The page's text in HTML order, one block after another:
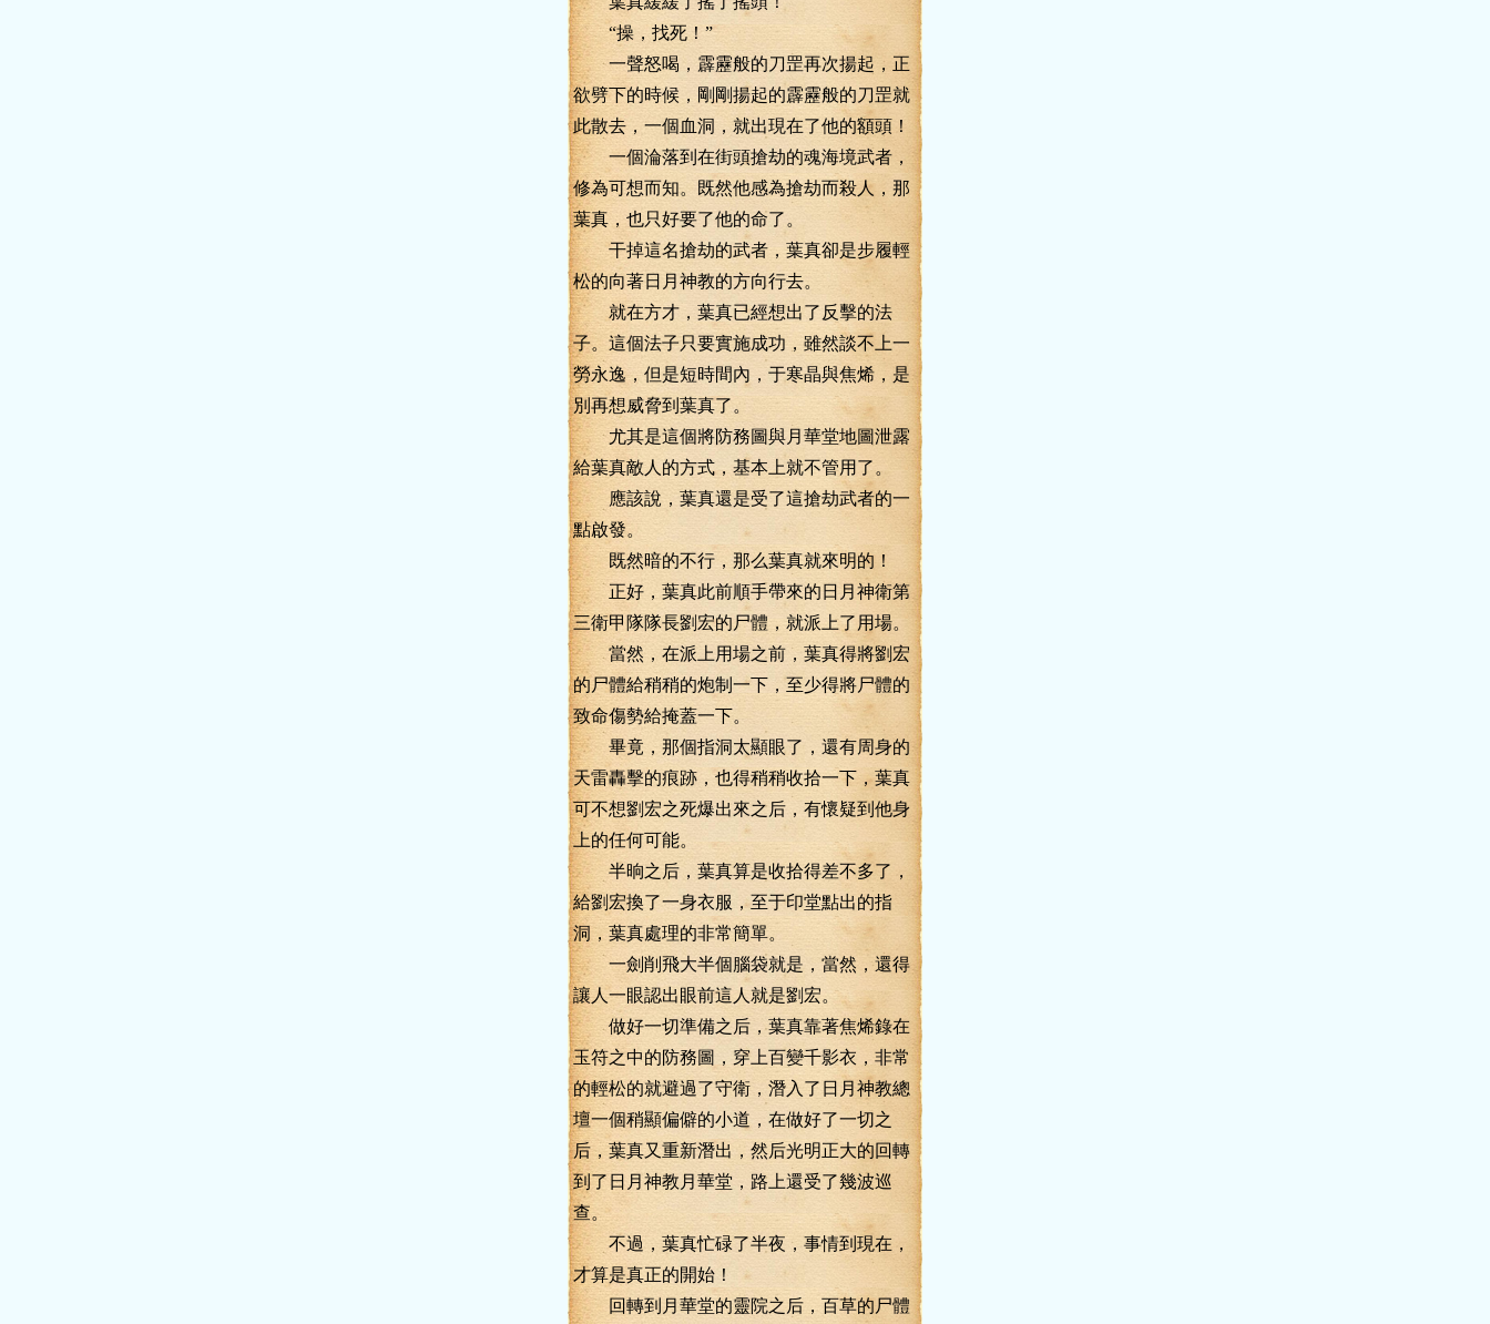
“操，找死！”
一聲怒喝，霹靂般的刀罡再次揚起，正
欲劈下的時候，剛剛揚起的霹靂般的刀罡就
此散去，一個血洞，就出現在了他的額頭！
一個淪落到在街頭搶劫的魂海境武者，
修為可想而知。既然他感為搶劫而殺人，那
葉真，也只好要了他的命了。
干掉這名搶劫的武者，葉真卻是步履輕
松的向著日月神教的方向行去。
就在方才，葉真已經想出了反擊的法
子。這個法子只要實施成功，雖然談不上一
勞永逸，但是短時間內，于寒晶與焦烯，是
別再想威脅到葉真了。
尤其是這個將防務圖與月華堂地圖泄露
給葉真敵人的方式，基本上就不管用了。
應該說，葉真還是受了這搶劫武者的一
點啟發。
既然暗的不行，那么葉真就來明的！
正好，葉真此前順手帶來的日月神衛第
三衛甲隊隊長劉宏的尸體，就派上了用場。
當然，在派上用場之前，葉真得將劉宏
的尸體給稍稍的炮制一下，至少得將尸體的
致命傷勢給掩蓋一下。
畢竟，那個指洞太顯眼了，還有周身的
天雷轟擊的痕跡，也得稍稍收拾一下，葉真
可不想劉宏之死爆出來之后，有懷疑到他身
上的任何可能。
半晌之后，葉真算是收拾得差不多了，
給劉宏換了一身衣服，至于印堂點出的指
洞，葉真處理的非常簡單。
一劍削飛大半個腦袋就是，當然，還得
讓人一眼認出眼前這人就是劉宏。
做好一切準備之后，葉真靠著焦烯錄在
玉符之中的防務圖，穿上百變千影衣，非常
的輕松的就避過了守衛，潛入了日月神教總
壇一個稍顯偏僻的小道，在做好了一切之
后，葉真又重新潛出，然后光明正大的回轉
到了日月神教月華堂，路上還受了幾波巡
查。
不過，葉真忙碌了半夜，事情到現在，
才算是真正的開始！
回轉到月華堂的靈院之后，百草的尸體